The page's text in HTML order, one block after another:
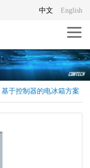
English
中文
基于控制器的电冰箱方案